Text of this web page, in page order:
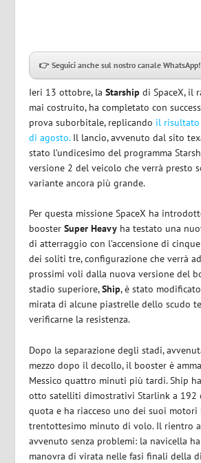
👉 Seguici anche sul nostro canale
Ieri 13 ottobre, laStarship di SpaceX, il
mai costruito, ha completato con
prova suborbitale, replicando il
di agosto.Il lancio, avvenuto dal sito
stato l’undicesimo del programma
versione 2 del veicolo che verrà presto
variante ancora più grande.
Per questa missione SpaceX ha
boosterSuper Heavy ha testato una
di atterraggio con l’accensione di
dei soliti tre, configurazione che verrà
prossimi voli dalla nuova versione del
stadio superiore,Ship, è stato
mirata di alcune piastrelle dello scudo
verificarne la resistenza.
Dopo la separazione degli stadi,
mezzo dopo il decollo, il booster è
Messico quattro minuti più tardi. Ship
otto satelliti dimostrativi Starlink a 192
quota e ha riacceso uno dei suoi motori
trentottesimo minuto di volo. Il rientro
avvenuto senza problemi: la navicella
manovra di virata nelle fasi finali della